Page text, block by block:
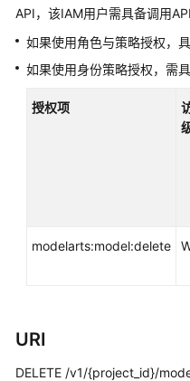
速
入
型
模
训
API，该IAM用户需具备调用
如果使用角色与策略授权，
如果使用身份策略授权，需
授权项
modelarts:model:delete
URI
DELETE /v1/{project_id}/